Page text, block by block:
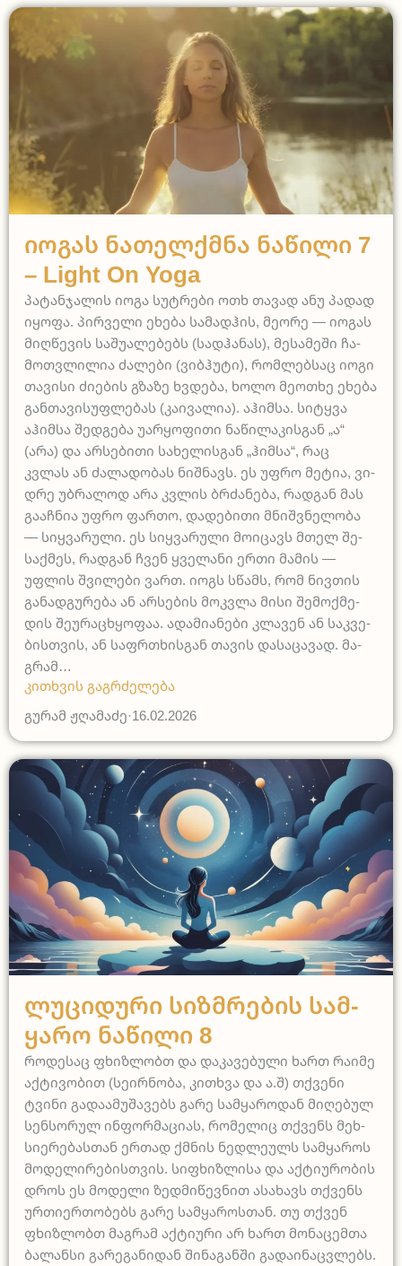
Იო­გას Ნა­თელ­ქმნა Ნა­წი­ლი 7
– Light On Yoga
პა­ტან­ჯა­ლის იო­გა სუ­ტრე­ბი ოთხ თა­ვად ანუ პა­დად
იყო­ფა. პირ­ვე­ლი ეხე­ბა სა­მად­ჰის, მე­ო­რე — იო­გას
მიღ­წე­ვის სა­შუ­ა­ლე­ბებს (სად­ჰა­ნას), მე­სა­მე­ში ჩა­
მოთ­ვლი­ლია ძა­ლე­ბი (ვიბ­ჰუ­ტი), რომ­ლებ­საც იო­გი
თა­ვი­სი ძი­ე­ბის გზა­ზე ხვდე­ბა, ხო­ლო მე­ოთ­ხე ეხე­ბა
გან­თა­ვი­სუ­ფლე­ბას (კა­ი­ვა­ლია). აჰიმ­სა. სიტ­ყვა
აჰიმ­სა შედ­გე­ბა უარ­ყო­ფი­თი ნა­წი­ლა­კის­გან „ა“
(არა) და არ­სე­ბი­თი სა­ხე­ლის­გან „ჰიმ­სა“, რაც
კვლას ან ძა­ლა­დო­ბას ნიშ­ნავს. ეს უფრო მე­ტია, ვი­
დრე უბრა­ლოდ არა კვლის ბრძა­ნე­ბა, რად­გან მას
გა­აჩ­ნია უფრო ფარ­თო, და­დე­ბი­თი მნიშ­ვნე­ლო­ბა
— სიყ­ვა­რუ­ლი. ეს სიყ­ვა­რუ­ლი მო­ი­ცავს მთელ შე­
საქ­მეს, რად­გან ჩვენ ყვე­ლა­ნი ერ­თი მა­მის —
უფლის შვი­ლე­ბი ვართ. იოგს სწამს, რომ ნივ­თის
გა­ნად­გუ­რე­ბა ან არ­სე­ბის მოკ­ვლა მი­სი შე­მოქ­მე­
დის შე­უ­რაც­ხყო­ფაა. ადა­მი­ა­ნე­ბი კლა­ვენ ან სა­კვე­
ბის­თვის, ან საფ­რთხის­გან თა­ვის და­სა­ცა­ვად. მა­
გრამ…
კითხვის გაგრძელება
გურამ ჟღამაძე·16.02.2026
Ლუ­ცი­დუ­რი Სიზ­მრე­ბის Სამ­
Ყა­რო Ნა­წი­ლი 8
რო­დე­საც ფხიზ­ლობთ და და­კა­ვე­ბუ­ლი ხართ რა­ი­მე
აქ­ტი­ვო­ბით (სე­ირ­ნო­ბა, კით­ხვა და ა.შ) თქვე­ნი
ტვი­ნი გა­და­ა­მუ­შა­ვებს გა­რე სამ­ყა­რო­დან მი­ღე­ბულ
სენ­სო­რულ ინ­ფო­რმა­ცი­ას, რო­მე­ლიც თქვენს მეხ­
სი­ე­რე­ბას­თან ერ­თად ქმნის ნედ­ლე­ულს სამ­ყა­როს
მო­დე­ლი­რე­ბის­თვის. სიფ­ხიზ­ლი­სა და აქ­ტი­უ­რო­ბის
დროს ეს მო­დე­ლი ზედ­მი­წევ­ნით ასა­ხავს თქვენს
ურ­თი­ერ­თო­ბებს გა­რე სამ­ყა­როს­თან. თუ თქვენ
ფხიზ­ლობთ მა­გრამ აქ­ტი­უ­რი არ ხართ მო­ნა­ცემ­თა
ბა­ლან­სი გა­რე­გა­ნი­დან ში­ნა­გან­ში გა­და­ი­ნაც­ვლებს.